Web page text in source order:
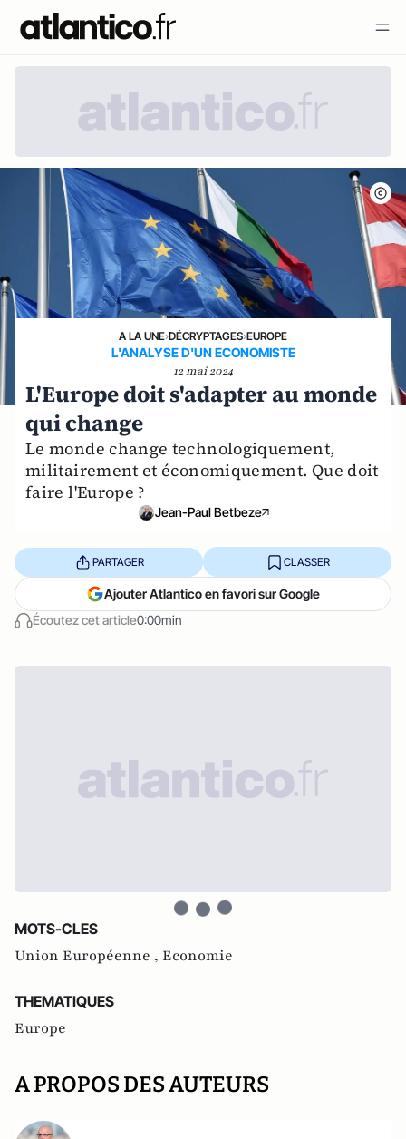
A LA UNE›DÉCRYPTAGES›EUROPE
L'ANALYSE D'UN ECONOMISTE
12 mai 2024
L'Europe doit s'adapter au monde
qui change
Le monde change technologiquement,
militairement et économiquement. Que doit
faire l'Europe ?
Jean-Paul Betbeze
Écoutez cet article0:00min
PARTAGER CLASSER
Ajouter Atlantico en favori sur Google
MOTS-CLES
Union Européenne , Economie
THEMATIQUES
Europe
A PROPOS DES AUTEURS